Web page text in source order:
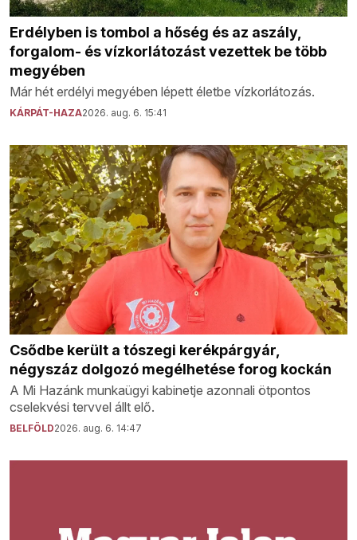
Erdélyben is tombol a hőség és az aszály,
forgalom- és vízkorlátozást vezettek be több
megyében
Már hét erdélyi megyében lépett életbe vízkorlátozás.
KÁRPÁT-HAZA2026. aug. 6. 15:41
Csődbe került a tószegi kerékpárgyár,
négyszáz dolgozó megélhetése forog kockán
A Mi Hazánk munkaügyi kabinetje azonnali ötpontos
cselekvési tervvel állt elő.
BELFÖLD2026. aug. 6. 14:47